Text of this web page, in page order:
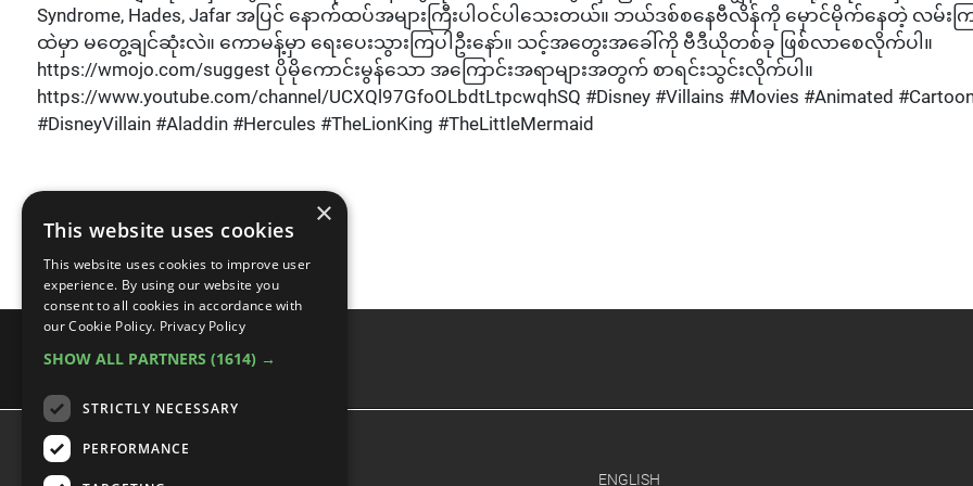
Syndrome, Hades, Jafar အပြင် နောက်ထပ်အများကြီးပါဝင်ပါသေးတယ်။ ဘယ်ဒစ်စနေဗီလိန်ကို မှောင်မိုက်နေတဲ့ လမ်းကြ
ထဲမှာ မတွေ့ချင်ဆုံးလဲ။ ကောမန့်မှာ ရေးပေးသွားကြပါဦးနော်။ သင့်အတွေးအခေါ်ကို ဗီဒီယိုတစ်ခု ဖြစ်လာစေလိုက်ပါ။
https://wmojo.com/suggest ပိုမိုကောင်းမွန်သော အကြောင်းအရာများအတွက် စာရင်းသွင်းလိုက်ပါ။
https://www.youtube.com/channel/UCXQl97GfoOLbdtLtpcwqhSQ #Disney #Villains #Movies #Animated
#DisneyVillain #Aladdin #Hercules #TheLionKing #TheLittleMermaid
advertisememt
ENGLISH
×
This website uses cookies
This website uses cookies to improve user
experience. By using our website you
consent to all cookies in accordance with
our Cookie Policy. Privacy Policy
SHOW ALL PARTNERS (1614) →
STRICTLY NECESSARY
PERFORMANCE